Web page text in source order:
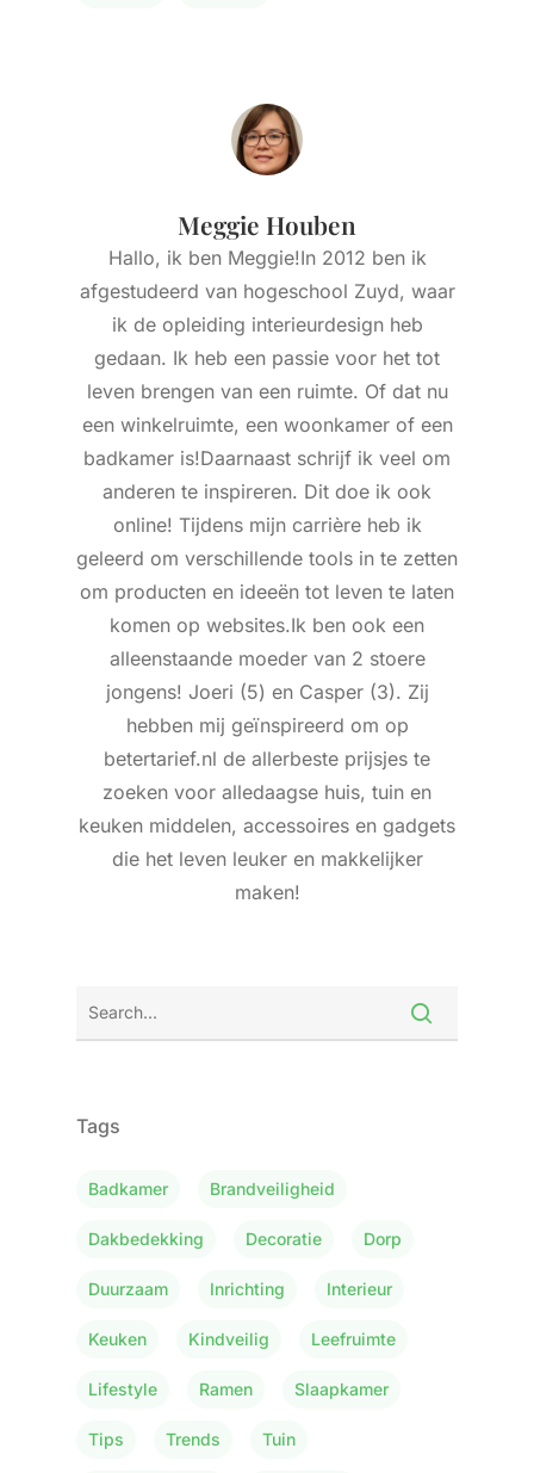
Meggie Houben
Hallo, ik ben Meggie!In 2012 ben ik
afgestudeerd van hogeschool Zuyd, waar
ik de opleiding interieurdesign heb
gedaan. Ik heb een passie voor het tot
leven brengen van een ruimte. Of dat nu
een winkelruimte, een woonkamer of een
badkamer is!Daarnaast schrijf ik veel om
anderen te inspireren. Dit doe ik ook
online! Tijdens mijn carrière heb ik
geleerd om verschillende tools in te zetten
om producten en ideeën tot leven te laten
komen op websites.Ik ben ook een
alleenstaande moeder van 2 stoere
jongens! Joeri (5) en Casper (3). Zij
hebben mij geïnspireerd om op
betertarief.nl de allerbeste prijsjes te
zoeken voor alledaagse huis, tuin en
keuken middelen, accessoires en gadgets
die het leven leuker en makkelijker
maken!
Tags
Badkamer Brandveiligheid
Dakbedekking Decoratie Dorp
Duurzaam Inrichting Interieur
Keuken Kindveilig Leefruimte
Lifestyle Ramen Slaapkamer
Tips Trends Tuin